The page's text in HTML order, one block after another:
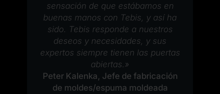
sensación de que estábamos en
buenas manos con Tebis, y así ha
sido. Tebis responde a nuestros
deseos y necesidades, y sus
expertos siempre tienen las puertas
abiertas.»
Peter Kalenka, Jefe de fabricación
de moldes/espuma moldeada